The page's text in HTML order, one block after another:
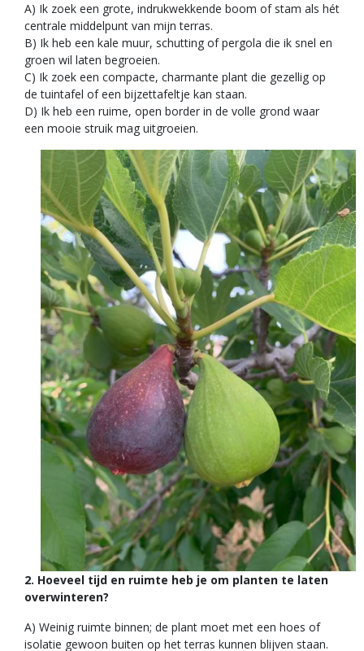
A) Ik zoek een grote, indrukwekkende boom of stam als hét
centrale middelpunt van mijn terras.
B) Ik heb een kale muur, schutting of pergola die ik snel en
groen wil laten begroeien.
C) Ik zoek een compacte, charmante plant die gezellig op
de tuintafel of een bijzettafeltje kan staan.
D) Ik heb een ruime, open border in de volle grond waar
een mooie struik mag uitgroeien.
2. Hoeveel tijd en ruimte heb je om planten te laten
overwinteren?
A) Weinig ruimte binnen; de plant moet met een hoes of
isolatie gewoon buiten op het terras kunnen blijven staan.